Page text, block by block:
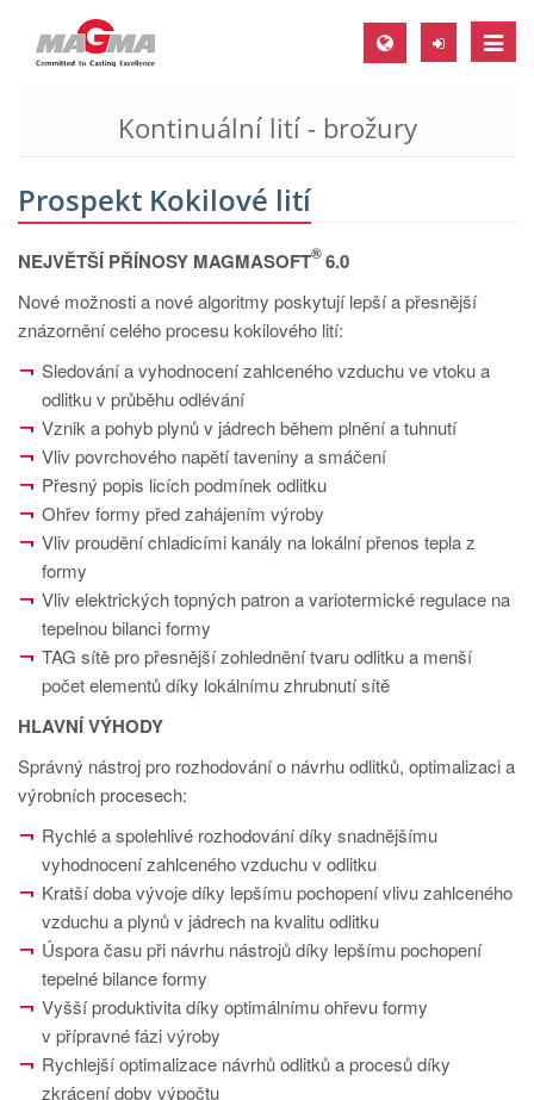
Toggle
MAGMA Europe, Germany
EN
EN
ES
MAGMA Asia-Pacific, Singapore
EN
MAGMA South-America, Brazil
PT
ES
MAGMA Türkiye
EN
TR
EN
MAGMA India
EN
MAGMA Korea
EN
KO
Kontinuální lití - brožury
Prospekt Kokilové lití
NEJVĚTŠÍ PŘÍNOSY MAGMASOFT
®6.0
Nové možnosti a nové algoritmy poskytují lepší a přesnější
znázornění celého procesu kokilového lití:
Sledování a vyhodnocení zahlceného vzduchu ve vtoku a
odlitku v průběhu odlévání
Vznik a pohyb plynů v jádrech během plnění a tuhnutí
Vliv povrchového napětí taveniny a smáčení
Přesný popis licích podmínek odlitku
Ohřev formy před zahájením výroby
Vliv proudění chladicími kanály na lokální přenos tepla z
formy
Vliv elektrických topných patron a variotermické regulace na
tepelnou bilanci formy
TAG sítě pro přesnější zohlednění tvaru odlitku a menší
počet elementů díky lokálnímu zhrubnutí sítě
HLAVNÍ VÝHODY
Správný nástroj pro rozhodování o návrhu odlitků, optimalizaci a
výrobních procesech:
Rychlé a spolehlivé rozhodování díky snadnějšímu
vyhodnocení zahlceného vzduchu v odlitku
Kratší doba vývoje díky lepšímu pochopení vlivu zahlceného
vzduchu a plynů v jádrech na kvalitu odlitku
Úspora času při návrhu nástrojů díky lepšímu pochopení
tepelné bilance formy
Vyšší produktivita díky optimálnímu ohřevu formy
v přípravné fázi výroby
Rychlejší optimalizace návrhů odlitků a procesů díky
zkrácení doby výpočtu